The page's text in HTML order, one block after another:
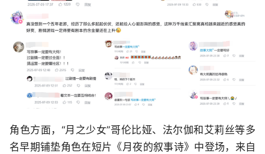
角色方面，“月之少女”哥伦比娅、法尔伽和艾莉丝等多
名早期铺垫角色在短片《月夜的叙事诗》中登场，来自